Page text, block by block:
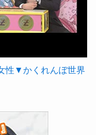
性▼かくれんぼ世界